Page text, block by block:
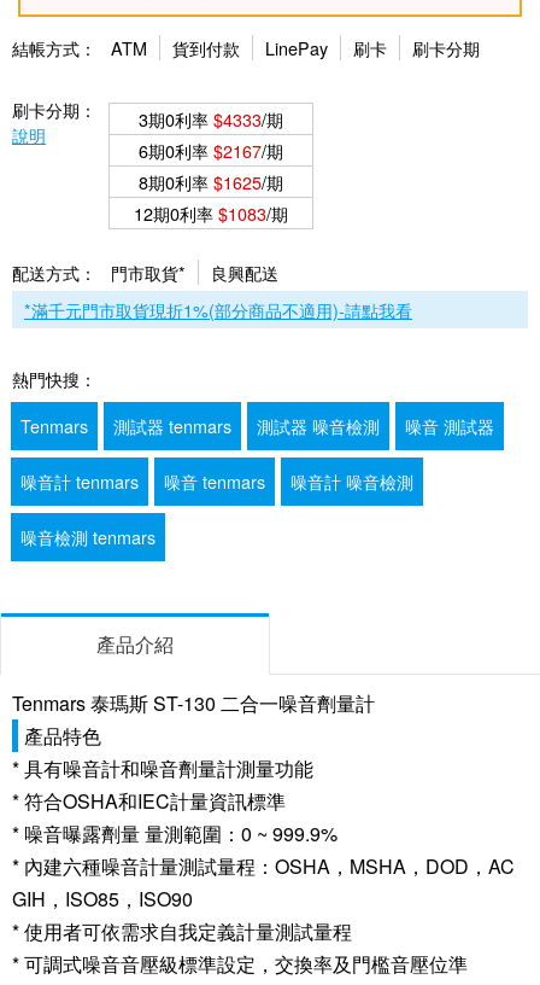
結帳方式： ATM 貨到付款 LinePay 刷卡 刷卡分期
刷卡分期：
說明
3期0利率$4333/期
6期0利率$2167/期
8期0利率$1625/期
12期0利率$1083/期
配送方式： 門市取貨*
良興配送
*滿千元門市取貨現折1%(部分商品不適用)-請點我看
熱門快搜：
Tenmars
測試器 tenmars 測試器 噪音檢測 噪音 測試器
噪音計 tenmars 噪音 tenmars 噪音計 噪音檢測
噪音檢測 tenmars
產品介紹
Tenmars 泰瑪斯 ST-130 二合一噪音劑量計
產品特色
* 具有噪音計和噪音劑量計測量功能
* 符合OSHA和IEC計量資訊標準
* 噪音曝露劑量 量測範圍：0 ~ 999.9%
* 內建六種噪音計量測試量程：OSHA，MSHA，DOD，AC
GIH，ISO85，ISO90
* 使用者可依需求自我定義計量測試量程
* 可調式噪音音壓級標準設定，交換率及門檻音壓位準